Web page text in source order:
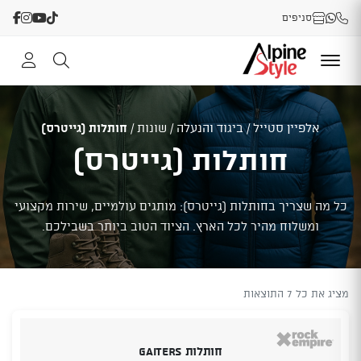
סניפים
אלפיין סטייל/ביגוד והנעלה / שונות / חותלות (גייטרס)
חותלות (גייטרס)
כל מה שצריך בחותלות (גייטרס): מותגים עולמיים, שירות מקצועי
ומשלוח מהיר לכל הארץ. הציוד הטוב ביותר בשבילכם.
מציג את כל 7 התוצאות
חותלות Gaiters